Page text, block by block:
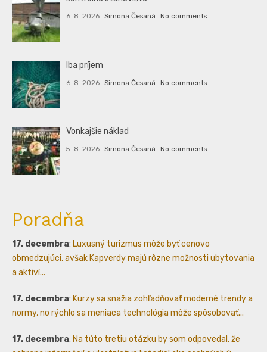
6. 8. 2026 Simona Česaná No comments
Iba príjem
6. 8. 2026 Simona Česaná No comments
Vonkajšie náklad
5. 8. 2026 Simona Česaná No comments
Poradňa
17. decembra: Luxusný turizmus môže byť cenovo
obmedzujúci, avšak Kapverdy majú rôzne možnosti ubytovania
a aktiví...
17. decembra: Kurzy sa snažia zohľadňovať moderné trendy a
normy, no rýchlo sa meniaca technológia môže spôsobovať...
17. decembra: Na túto tretiu otázku by som odpovedal, že